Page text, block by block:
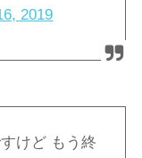
2019
けど もう終